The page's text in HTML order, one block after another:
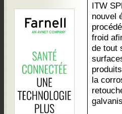
ITW
nouvel
froid
de tout
la